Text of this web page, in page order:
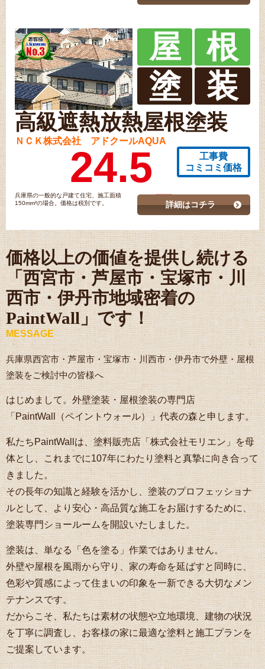
屋
根
塗
装
高級遮熱放熱屋根塗装
ＮＣＫ株式会社 アドクールAQUA
工事費
コミコミ価格
24.5
兵庫県の一般的な戸建て住宅、施工面積
150mm²の場合。価格は税別です。
詳細はコチラ
価格以上の価値を提供し続ける
「西宮市・芦屋市・宝塚市・川
西市・伊丹市地域密着の
PaintWall」です！
MESSAGE
兵庫県西宮市・芦屋市・宝塚市・川西市・伊丹市で外壁・屋根
塗装をご検討中の皆様へ
はじめまして。外壁塗装・屋根塗装の専門店
「PaintWall（ペイントウォール）」代表の森と申します。
私たちPaintWallは、塗料販売店「株式会社モリエン」を母
体とし、これまでに107年にわたり塗料と真摯に向き合って
きました。
その長年の知識と経験を活かし、塗装のプロフェッショナ
ルとして、より安心・高品質な施工をお届けするために、
塗装専門ショールームを開設いたしました。
塗装は、単なる「色を塗る」作業ではありません。
外壁や屋根を風雨から守り、家の寿命を延ばすと同時に、
色彩や質感によって住まいの印象を一新できる大切なメン
テナンスです。
だからこそ、私たちは素材の状態や立地環境、建物の状況
を丁寧に調査し、お客様の家に最適な塗料と施工プランを
ご提案しています。